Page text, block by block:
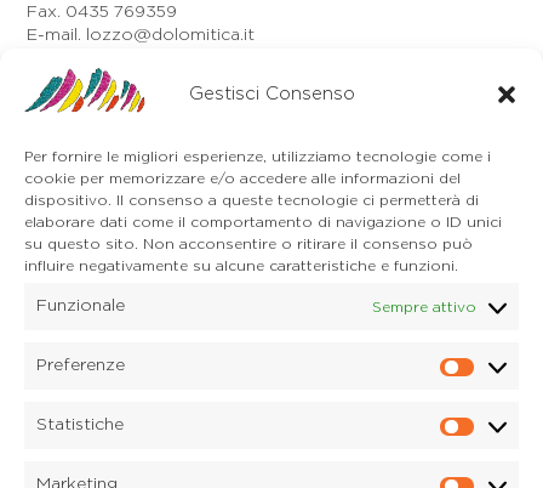
Gestisci Consenso
Per fornire le migliori esperienze, utilizziamo tecnologie come i
cookie per memorizzare e/o accedere alle informazioni del
dispositivo. Il consenso a queste tecnologie ci permetterà di
elaborare dati come il comportamento di navigazione o ID unici
su questo sito. Non acconsentire o ritirare il consenso può
influire negativamente su alcune caratteristiche e funzioni.
Funzionale Sempre attivo
Preferenze
Statistiche
Marketing
Fax. 0435 769359
E-mail. lozzo@dolomitica.it
Auronzo di Cadore
Via Unione, 21/B
32041 Auronzo di Cadore (BL)
E-mail. auronzo@dolomitica.it
Cortina d'Ampezzo
32043 Cortina d'Ampezzo (BL)
Tel. 0436 4127
E-mail. pieve@dolomitica.it
S. Stefano di Cadore
32045 S. Stefano di Cadore - Comelico (BL)